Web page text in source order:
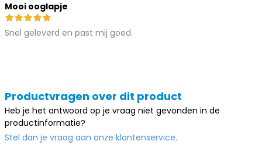
Mooi ooglapje
Snel geleverd en past mij goed.
Productvragen over dit product
Heb je het antwoord op je vraag niet gevonden in de
productinformatie?
Stel dan je vraag aan onze klantenservice.